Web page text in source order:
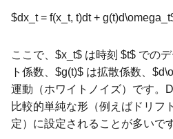
$dx_t = f(x_t, t)dt +
ここで、$x_t$ は時刻 $t$ での
ト係数、$g(t)$ は拡散係数、
運動（ホワイトノイズ）です。
比較的単純な形（例えばドリフ
定）に設定されることが多いです